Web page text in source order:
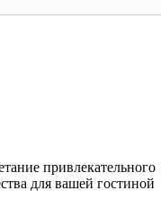
привлекательного
для вашей гостиной